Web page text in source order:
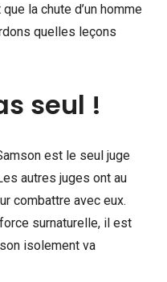
la chute d’un homme
quelles leçons
seul !
est le seul juge
autres juges ont au
combattre avec eux.
surnaturelle, il est
isolement va